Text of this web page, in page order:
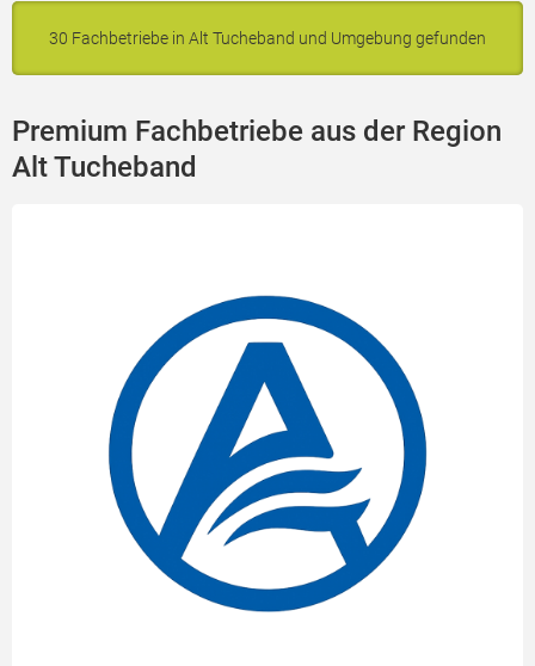
30 Fachbetriebe in Alt Tucheband und Umgebung gefunden
Premium Fachbetriebe aus der Region
Alt Tucheband